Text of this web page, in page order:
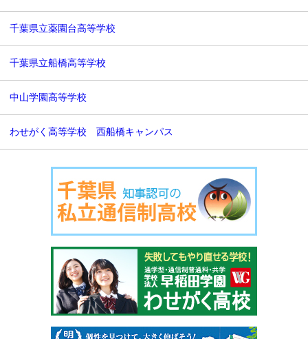
千葉県立薬園台高等学校
千葉県立船橋高等学校
中山学園高等学校
わせがく高等学校 西船橋キャンパス